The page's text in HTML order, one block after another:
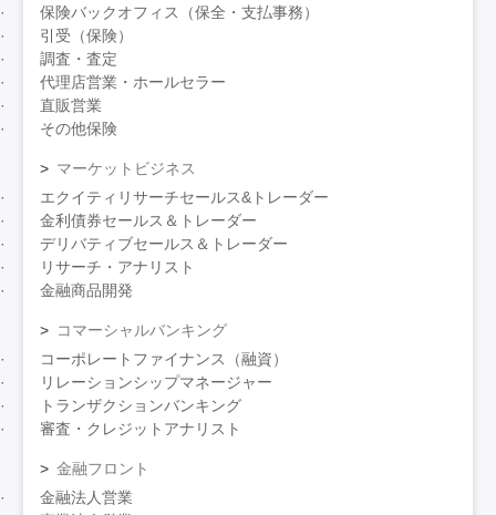
保険バックオフィス（保全・支払事務）
引受（保険）
調査・査定
代理店営業・ホールセラー
直販営業
その他保険
マーケットビジネス
エクイティリサーチセールス&トレーダー
金利債券セールス＆トレーダー
デリバティブセールス＆トレーダー
リサーチ・アナリスト
金融商品開発
コマーシャルバンキング
コーポレートファイナンス（融資）
リレーションシップマネージャー
トランザクションバンキング
審査・クレジットアナリスト
金融フロント
金融法人営業